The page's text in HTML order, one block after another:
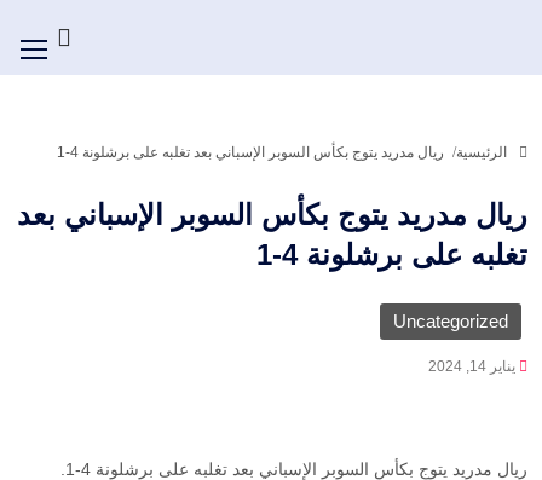
الرئيسية ريال مدريد يتوج بكأس السوبر الإسباني بعد تغلبه على برشلونة 4-1
ريال مدريد يتوج بكأس السوبر الإسباني بعد
تغلبه على برشلونة 4-1
Uncategorized
يناير 14, 2024
ريال مدريد يتوج بكأس السوبر الإسباني بعد تغلبه على برشلونة 4-1.